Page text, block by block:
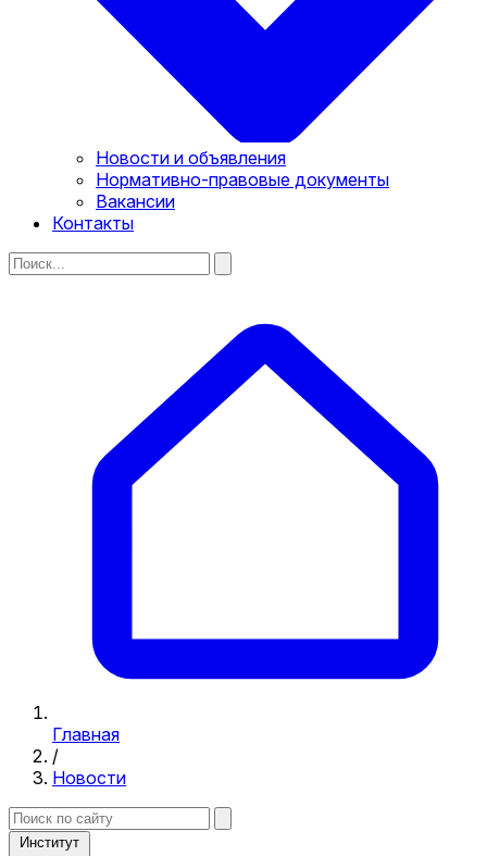
Новости и объявления
Нормативно-правовые документы
Вакансии
Контакты
Главная
/
Новости
Институт